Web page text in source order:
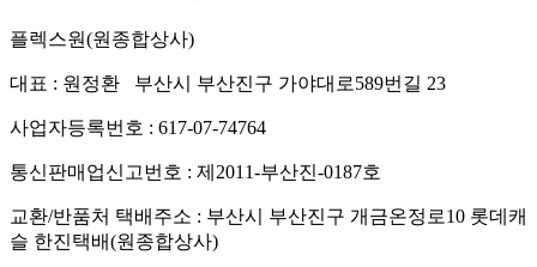
플렉스원(원종합상사)
대표 : 원정환 부산시 부산진구 가야대로589번길 23
사업자등록번호 : 617-07-74764
통신판매업신고번호 : 제2011-부산진-0187호
교환/반품처 택배주소 : 부산시 부산진구 개금온정로10 롯데캐
슬 한진택배(원종합상사)